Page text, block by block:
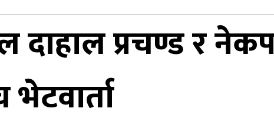
दाहाल प्रचण्ड र